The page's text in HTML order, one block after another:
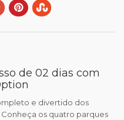
de 02 dias com
e divertido dos
os quatro parques